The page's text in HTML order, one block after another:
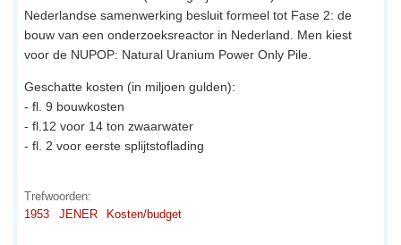
Nederlandse samenwerking besluit formeel tot Fase 2: de
bouw van een onderzoeksreactor in Nederland. Men kiest
voor de NUPOP: Natural Uranium Power Only Pile.
Geschatte kosten (in miljoen gulden):
- fl. 9 bouwkosten
- fl.12 voor 14 ton zwaarwater
- fl. 2 voor eerste splijtstoflading
Trefwoorden:
1953
JENER Kosten/budget